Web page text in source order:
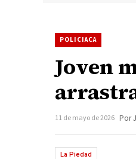
POLICIACA
Joven
11 de mayo de 2026 Por
La Piedad